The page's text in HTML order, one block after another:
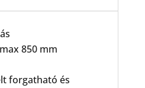
850 mm
forgatható és